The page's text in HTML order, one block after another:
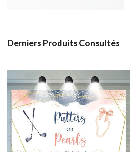
Derniers Produits Consultés